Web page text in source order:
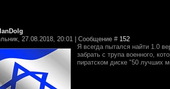
27.08.2018, 20:01 | Сообщение # 152
Я всегда пытался найти 1.0
забрать с трупа военного,
пиратском диске "50 лучших